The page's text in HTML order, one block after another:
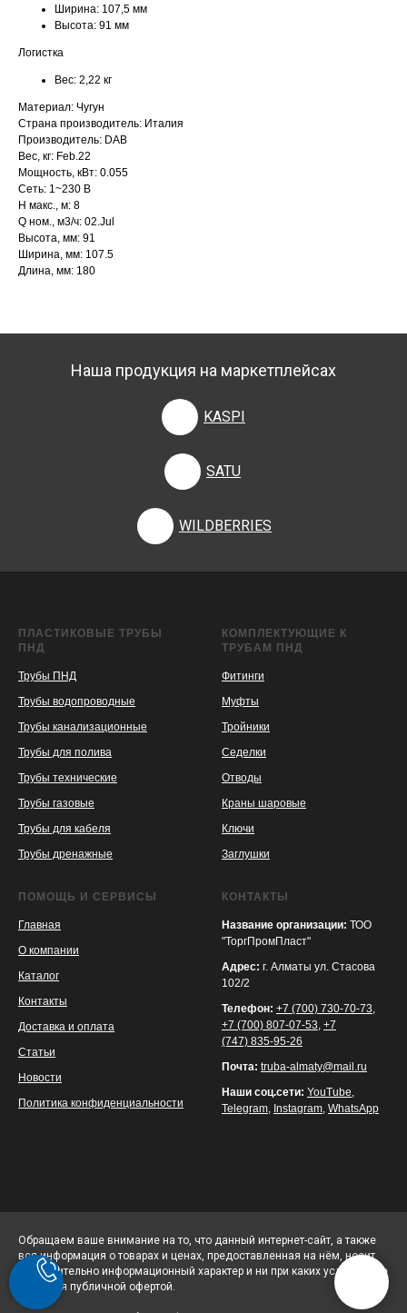
Ширина: 107,5 мм
Высота: 91 мм
Логистка
Вес: 2,22 кг
Материал: Чугун
Страна производитель: Италия
Производитель: DAB
Вес, кг: Feb.22
Мощность, кВт: 0.055
Сеть: 1~230 В
H макс., м: 8
Q ном., м3/ч: 02.Jul
Высота, мм: 91
Ширина, мм: 107.5
Длина, мм: 180
Наша продукция на маркетплейсах
KASPI
KASPI
SATU
SATU
WILDBERRIES
WILDBERRIES
ПЛАСТИКОВЫЕ ТРУБЫ
ПНД
Трубы ПНД
Трубы водопроводные
Трубы канализационные
Трубы для полива
Трубы технические
Трубы газовые
Трубы для кабеля
Трубы дренажные
КОМПЛЕКТУЮЩИЕ К
ТРУБАМ ПНД
Фитинги
Муфты
Тройники
Седелки
Отводы
Краны шаровые
Ключи
Заглушки
ПОМОЩЬ И СЕРВИСЫ
Главная
О компании
Каталог
Контакты
Доставка и оплата
Статьи
Новости
Политика конфиденциальности
КОНТАКТЫ
Название организации: ТОО
"ТоргПромПласт"
Адрес: г. Алматы ул. Стасова
102/2
Телефон: +7 (700) 730-70-73,
+7 (700) 807-07-53, +7
(747) 835-95-26
Почта: truba-almaty@mail.ru
Наши соц.сети: YouTube,
Telegram, Instagram, WhatsApp
Обращаем ваше внимание на то, что данный интернет-сайт, а также
вся информация о товарах и ценах, предоставленная на нём, носит
исключительно информационный характер и ни при каких условиях не
является публичной офертой.